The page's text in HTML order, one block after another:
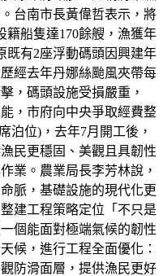
台南市長黃偉哲表示，將
籍船隻達170餘艘，漁獲年
既有2座浮動碼頭因興建年
經去年丹娜絲颱風夾帶每
，碼頭設施受損嚴重，
，市府向中央爭取經費整
泊位)，去年7月開工後，
民更穩固、美觀且具韌性
業。農業局長李芳林說，
脈，基礎設施的現代化更
建工程策略定位「不只是
個能面對極端氣候的韌性
候，進行工程全面優化：
防滑面層，提供漁民更好